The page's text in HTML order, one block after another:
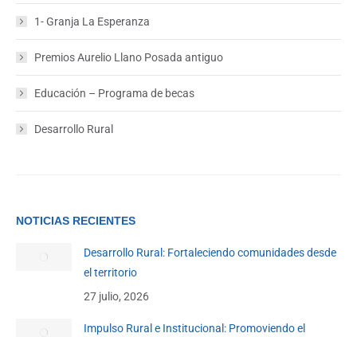
1- Granja La Esperanza
Premios Aurelio Llano Posada antiguo
Educación – Programa de becas
Desarrollo Rural
NOTICIAS RECIENTES
Desarrollo Rural: Fortaleciendo comunidades desde
el territorio
27 julio, 2026
Impulso Rural e Institucional: Promoviendo el